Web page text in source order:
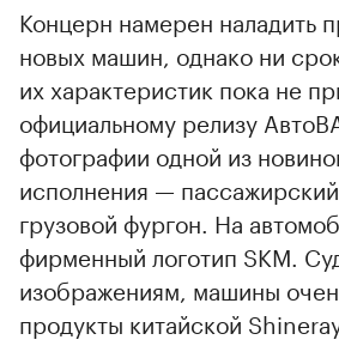
00:00 / 00:00
Концерн намерен наладить
новых машин, однако ни
их характеристик пока не
официальному релизу
фотографии одной из
исполнения —
грузовой фургон. На
фирменный логотип SKM.
изображениям, машины
продукты китайской